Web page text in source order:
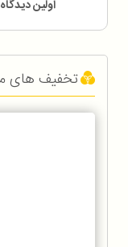
اولین
تخفیف های